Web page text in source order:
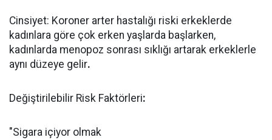
Cinsiyet: Koroner arter hastalığı riski erkeklerde
kadınlara göre çok erken yaşlarda başlarken,
kadınlarda menopoz sonrası sıklığı artarak erkeklerle
aynı düzeye gelir.
Değiştirilebilir Risk Faktörleri:
"Sigara içiyor olmak